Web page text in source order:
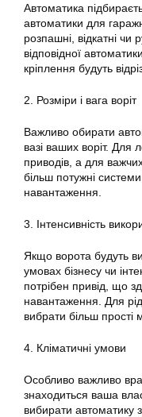
Автоматика
автоматики для
розпашні, відкатні
відповідної
кріплення будуть
2. Розміри і вага воріт
Важливо обирати
вазі ваших воріт. Для
приводів, а для
більш потужні
навантаження.
3. Інтенсивність
Якщо ворота будуть
умовах бізнесу чи
потрібен привід, що
навантаження. Для
вибрати більш прості
4. Кліматичні умови
Особливо важливо
знаходиться ваша
вибирати автоматику